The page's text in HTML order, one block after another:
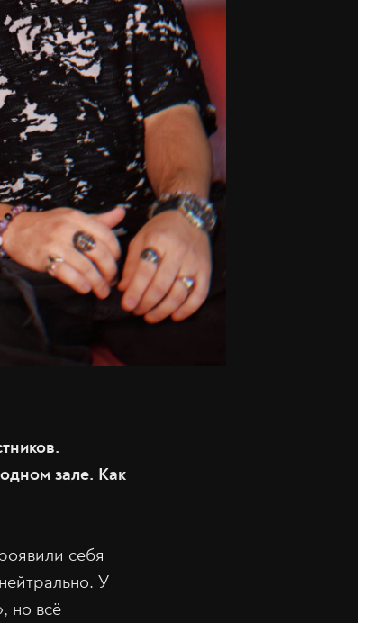
зале. Как
себя
У
но всё